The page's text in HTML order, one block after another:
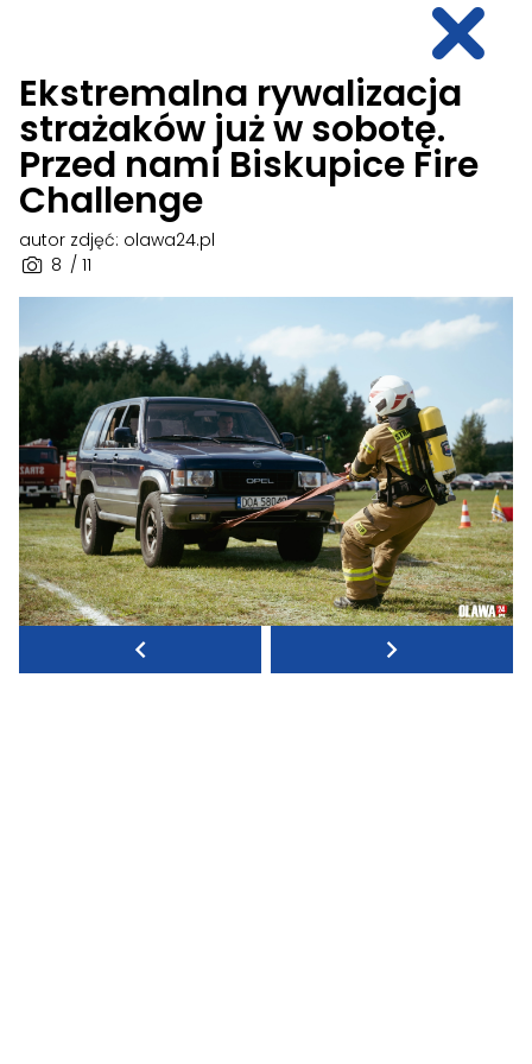
Ekstremalna rywalizacja
strażaków już w sobotę.
Przed nami Biskupice Fire
Challenge
8 / 11
autor zdjęć: olawa24.pl